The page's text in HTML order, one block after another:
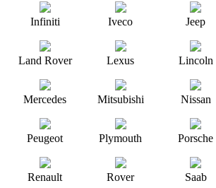
Infiniti Iveco Jeep
Land Rover Lexus Lincoln
Mercedes Mitsubishi Nissan
Peugeot Plymouth Porsche
Renault Rover Saab